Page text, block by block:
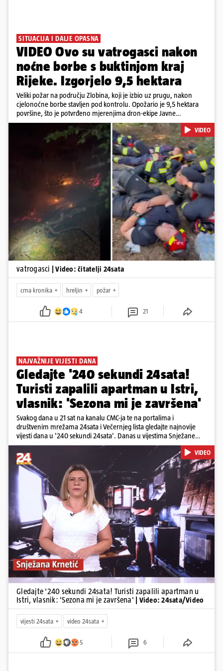
SITUACIJA I DALJE OPASNA
VIDEO Ovo su vatrogasci nakon
noćne borbe s buktinjom kraj
Rijeke. Izgorjelo 9,5 hektara
Veliki požar na području Zlobina, koji je izbio uz prugu, nakon
cjelonoćne borbe stavljen pod kontrolu. Opožario je 9,5 hektara
površine, što je potvrđeno mjerenjima dron-ekipe Javne
vatrogasne postrojbe grada Rijeke. Vatru je gasilo 55 ljudi sa 17
vozila te više DVD-ova i JVP Rijeka. Situacija je i dalje ozbiljna zbog
jakog vjetra koji povećava opasnost od razbuktavanja. Zato ostaju i
Pokretanje videa...
VIDEO
vatrogasci | Video: čitatelji 24sata
crna kronika hreljin požar
4 21
NAJVAŽNIJE VIJESTI DANA
Gledajte '240 sekundi 24sata!
Turisti zapalili apartman u Istri,
vlasnik: 'Sezona mi je završena'
Svakog dana u 21 sat na kanalu CMC-ja te na portalima i
društvenim mrežama 24sata i Večernjeg lista gledajte najnovije
vijesti dana u '240 sekundi 24sata'. Danas u vijestima Snježane
Krnetić: Turisti uništili apartman u Istri, 125 milijuna eura mogla bi
stajati sanacija otpada u Gospiću, u Osijeku pretukli nogometnog
suca, od utorka nove cijene goriva, rastu mirovine za 200 tisuća
branitelja...
Pokretanje videa...
VIDEO
Gledajte '240 sekundi 24sata! Turisti zapalili apartman u
Istri, vlasnik: 'Sezona mi je završena'
| Video: 24sata/Video
vijesti 24sata video 24sata
5 6